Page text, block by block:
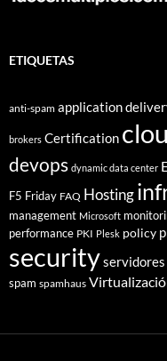
ETIQUETAS
anti-spam application
brokers Certification
devops dynamic data center
F5 Friday FAQ Hosting
management Microsoft
performance PKI Plesk policy
securityservidores
spam spamhaus